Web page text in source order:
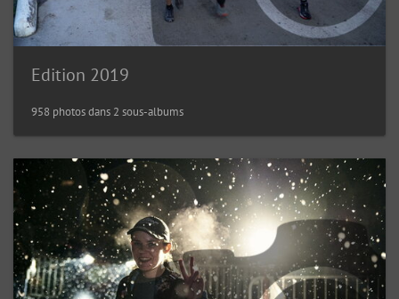
Edition 2019
958 photos dans 2 sous-albums